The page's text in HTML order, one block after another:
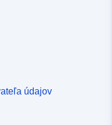
údajov